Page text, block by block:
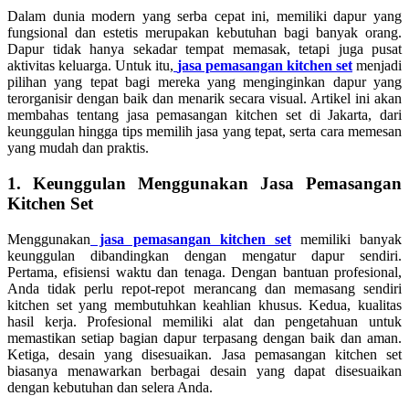
Dalam dunia modern yang serba cepat ini, memiliki dapur yang
fungsional dan estetis merupakan kebutuhan bagi banyak orang.
Dapur tidak hanya sekadar tempat memasak, tetapi juga pusat
aktivitas keluarga. Untuk itu, jasa pemasangan kitchen set menjadi
pilihan yang tepat bagi mereka yang menginginkan dapur yang
terorganisir dengan baik dan menarik secara visual. Artikel ini akan
membahas tentang jasa pemasangan kitchen set di Jakarta, dari
keunggulan hingga tips memilih jasa yang tepat, serta cara memesan
yang mudah dan praktis.
1. Keunggulan Menggunakan Jasa Pemasangan
Kitchen Set
Menggunakan jasa pemasangan kitchen set memiliki banyak
keunggulan dibandingkan dengan mengatur dapur sendiri.
Pertama, efisiensi waktu dan tenaga. Dengan bantuan profesional,
Anda tidak perlu repot-repot merancang dan memasang sendiri
kitchen set yang membutuhkan keahlian khusus. Kedua, kualitas
hasil kerja. Profesional memiliki alat dan pengetahuan untuk
memastikan setiap bagian dapur terpasang dengan baik dan aman.
Ketiga, desain yang disesuaikan. Jasa pemasangan kitchen set
biasanya menawarkan berbagai desain yang dapat disesuaikan
dengan kebutuhan dan selera Anda.